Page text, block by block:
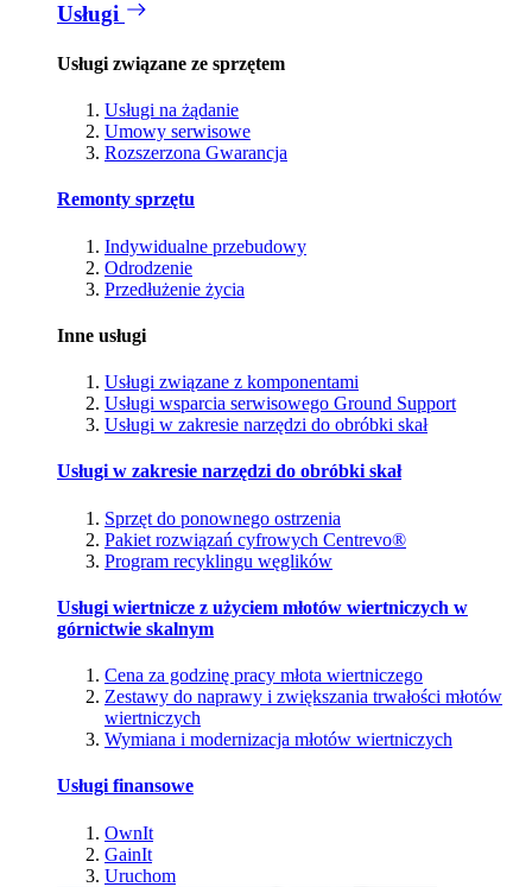
Usługi
Usługi związane ze sprzętem
Usługi na żądanie
Umowy serwisowe
Rozszerzona Gwarancja
Remonty sprzętu
Indywidualne przebudowy
Odrodzenie
Przedłużenie życia
Inne usługi
Usługi związane z komponentami
Usługi wsparcia serwisowego Ground Support
Usługi w zakresie narzędzi do obróbki skał
Usługi w zakresie narzędzi do obróbki skał
Sprzęt do ponownego ostrzenia
Pakiet rozwiązań cyfrowych Centrevo®
Program recyklingu węglików
Usługi wiertnicze z użyciem młotów wiertniczych w
górnictwie skalnym
Cena za godzinę pracy młota wiertniczego
Zestawy do naprawy i zwiększania trwałości młotów
wiertniczych
Wymiana i modernizacja młotów wiertniczych
Usługi finansowe
OwnIt
GainIt
Uruchom